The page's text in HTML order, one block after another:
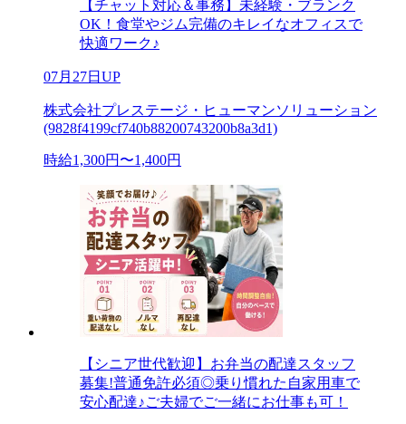
【チャット対応＆事務】未経験・ブランク
OK！食堂やジム完備のキレイなオフィスで
快適ワーク♪
07月27日UP
株式会社プレステージ・ヒューマンソリューション
(9828f4199cf740b88200743200b8a3d1)
時給1,300円〜1,400円
【シニア世代歓迎】お弁当の配達スタッフ
募集!普通免許必須◎乗り慣れた自家用車で
安心配達♪ご夫婦でご一緒にお仕事も可！